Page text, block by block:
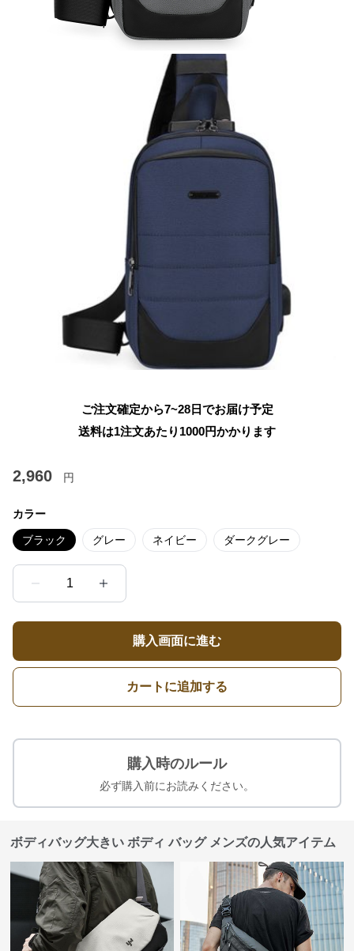
ご注文確定から7~28日でお届け予定
送料は1注文あたり 1000円かかります
2,960 円
カラー
ブラック グレー ネイビー ダークグレー
1
購入画面に進む
カートに追加する
購入時のルール
必ず購入前にお読みください。
ボディバッグ大きい ボディ バッグ メンズの人気アイテム